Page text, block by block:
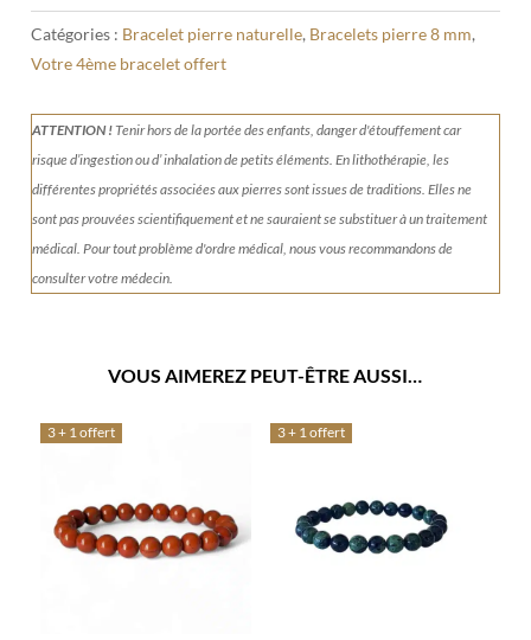
Catégories : Bracelet pierre naturelle, Bracelets pierre 8 mm,
Votre 4ème bracelet offert
ATTENTION !Tenirhors de la portée des enfants, danger d'étouffement car
risque d’ingestion ou d’ inhalation de petits éléments.En lithothérapie, les
différentes propriétés associées aux pierres sont issues de traditions. Elles ne
sont pas prouvées scientifiquement et ne sauraient se substituer à un traitement
médical. Pour tout problème d'ordre médical, nous vous recommandons de
consulter votre médecin.
VOUS AIMEREZ PEUT-ÊTRE AUSSI…
3 + 1 offert 3 + 1 offert